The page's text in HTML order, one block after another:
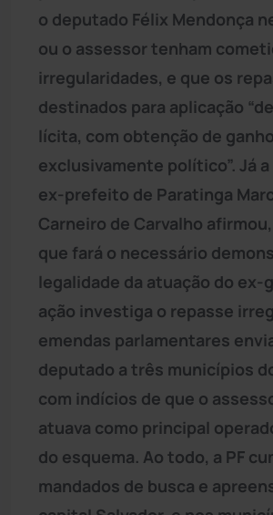
o deputado Félix Mendonça
ou o assessor tenham
irregularidades, e que os
destinados para aplicação
lícita, com obtenção de ganho
exclusivamente político”. Já
ex-prefeito de Paratinga
Carneiro de Carvalho
que fará o necessário
legalidade da atuação do ex-
ação investiga o repasse
emendas parlamentares
deputado a três municípios
com indícios de que o
atuava como principal
do esquema. Ao todo, a PF
mandados de busca e